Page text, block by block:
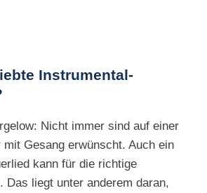
Instrumental-
Nicht immer sind auf einer
mit Gesang erwünscht. Auch ein
kann für die richtige
Das liegt unter anderem daran,